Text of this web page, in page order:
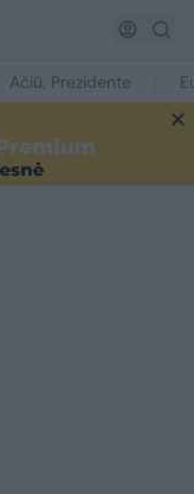
Ačiū, Prezidente